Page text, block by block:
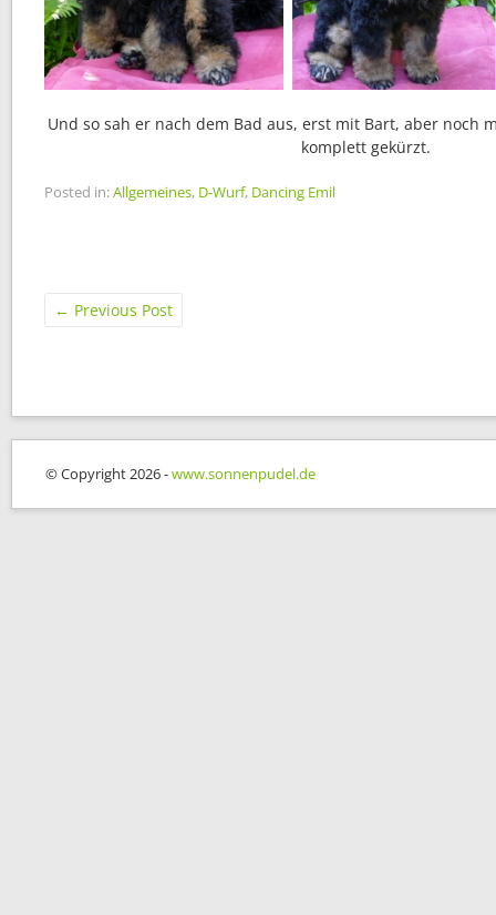
Und so sah er nach dem Bad aus, erst mit Bart, aber noch
komplett gekürzt.
Posted in:Allgemeines, D-Wurf, Dancing Emil
← Previous Post
© Copyright 2026 -www.sonnenpudel.de